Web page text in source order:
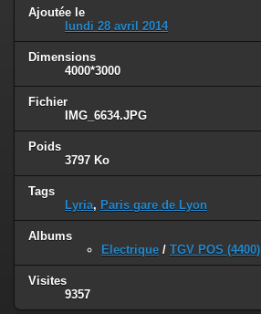
Ajoutée le
lundi 28 avril 2014
Dimensions
4000*3000
Fichier
IMG_6634.JPG
Poids
3797 Ko
Tags
Lyria, Paris gare de Lyon
Albums
Electrique / TGV POS (4400)
Visites
9357